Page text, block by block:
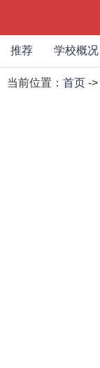
推荐 学校概况
当前位置： 首页 ->